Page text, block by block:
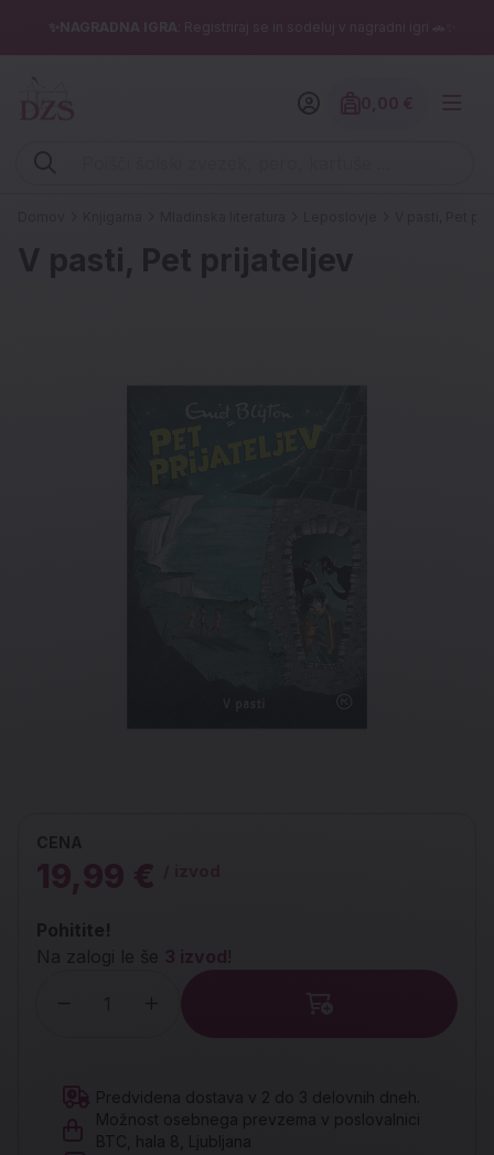
✨NAGRADNA IGRA : Registriraj se in sodeluj v nagradni igri 🚗✨
Vpišite iskalni niz (šolski zvezek, pero, kartuše ...)
V pasti, Pet prijateljev
CENA
19,99 €
Pohitite!
Na zalogi le še 3 izvod !
Predvidena dostava v 2 do 3 delovnih dneh.
Možnost osebnega prevzema v poslovalnici
BTC, hala 8, Ljubljana